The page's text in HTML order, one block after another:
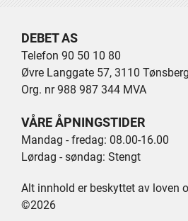
DEBET AS
Telefon 90 50 10 80
Øvre Langgate 57, 3110 Tønsberg
Org. nr 988 987 344 MVA
VÅRE ÅPNINGSTIDER
Mandag - fredag: 08.00-16.00
Lørdag - søndag: Stengt
Alt innhold er beskyttet av loven
©2026